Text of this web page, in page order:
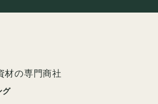
材の専門商社
グ